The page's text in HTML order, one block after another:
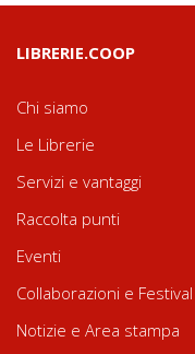
LIBRERIE.COOP
Chi siamo
Le Librerie
Servizi e vantaggi
Raccolta punti
Eventi
Collaborazioni e Festival
Notizie e Area stampa